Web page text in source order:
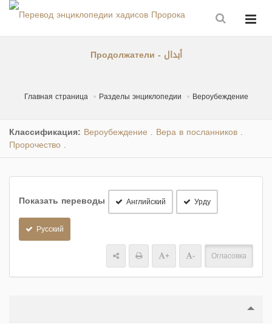
Продолжатели - أبدال
Главная страница Разделы энциклопедии Вероубеждение
Классификация: Вероубеждение Вера в посланников
Пророчество
Показать переводы Английский Урду
Русский
+
- Огласовка